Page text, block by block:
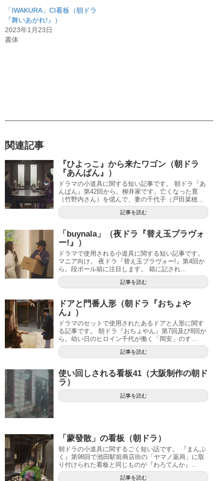
「IWAKURA」CI看板（朝ドラ
『舞いあがれ!』）
2023年1月23日
書体
関連記事
『ひよっこ』から来たワゴン（朝ドラ
『あんぱん』）
ドラマの小道具に関する短い記事です。 朝ドラ『あ
んぱん』第42回から。柳井家です。亡くなった寛
（竹野内さん）を偲んで、妻の千代子（戸田菜穂...
記事を読む
「buynala」（夜ドラ『替え玉ブラヴォ
ー!』）
ドラマで使用される小道具に関する短い記事です。
マニア向け。 夜ドラ『替え玉ブラヴォー!』第4回か
ら。段ボール箱に注目します。 箱に記され...
記事を読む
ドアと門番人形（朝ドラ『おちょや
ん』）
ドラマのセットで使用されたあるドアと人形に関す
る記事です。 朝ドラ『おちょやん』第7回及び8回か
ら。幼い日のヒロイン千代が働く「岡安」のす...
記事を読む
使い回しされる看板41（大阪制作の朝ド
ラ）
記事を読む
「蒙發散」の看板（朝ドラ）
朝ドラの小道具に関するごく短い話です。 『まんぷ
く』第98回で池田駅前商店街の「ヤマノ薬局」に取
り付けられた看板と同じものが『わろてんか』...
記事を読む